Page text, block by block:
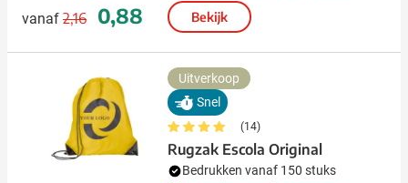
vanaf
Normale prijs
2,16
Speciale prijs
0,88 Bekijk
Uitverkoop
Snel
(14)
Rugzak Escola Original
Bedrukken vanaf 150 stuks